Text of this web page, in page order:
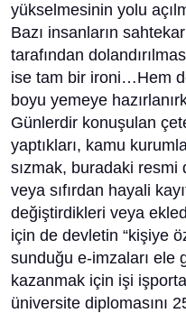
yükselmesinin yolu
Bazı insanların
tarafından
ise tam bir ironi…Hem
boyu yemeye
Günlerdir konuşulan
yaptıkları, kamu
sızmak, buradaki resmi
veya sıfırdan hayali
değiştirdikleri veya
için de devletin “kişiye
sunduğu e-imzaları
kazanmak için işi
üniversite diplomasını